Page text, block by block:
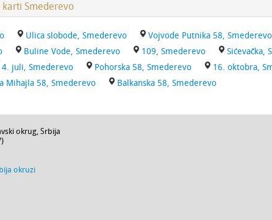
Smederevo
Ulica slobode, Smederevo Vojvode Putnika 58, Smederevo
Buline Vode, Smederevo 109, Smederevo Sićevačka,
4. juli, Smederevo Pohorska 58, Smederevo 16. oktobra,
Mihajla 58, Smederevo Balkanska 58, Smederevo
okrug, Srbija
)
okruzi